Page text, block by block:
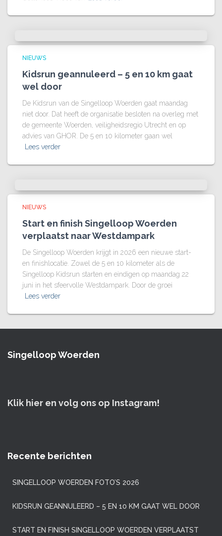
NIEUWS
Kidsrun geannuleerd – 5 en 10 km gaat
wel door
De Kidsrun van de Singelloop Woerden gaat maandag
niet door. Dat heeft de organisatie besloten na overleg met
de gemeente Woerden, veiligheidsregio Utrecht en op
advies van GHOR. De 5 en 10 kilometer gaan wel
Lees verder
NIEUWS
Start en finish Singelloop Woerden
verplaatst naar Westdampark
De Singelloop Woerden krijgt in 2026 een nieuwe start-
en finishlocatie. Zowel de 5 en 10 kilometer als de
Singelloop Kidsrun starten en eindigen op maandag 22
juni in het sfeervolle Westdampark. Door de groei
Lees verder
Singelloop Woerden
Klik hier en volg ons op Instagram!
Recente berichten
SINGELLOOP WOERDEN FOTO’S 2026
KIDSRUN GEANNULEERD – 5 EN 10 KM GAAT WEL DOOR
START EN FINISH SINGELLOOP WOERDEN VERPLAATST